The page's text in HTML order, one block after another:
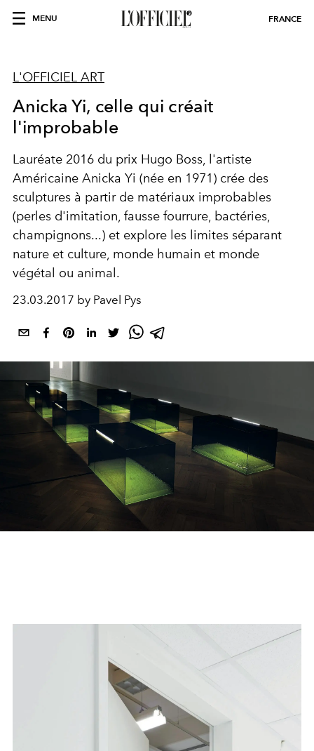
MENU FRANCE
L'OFFICIEL ART
Anicka Yi, celle qui créait
l'improbable
Lauréate 2016 du prix Hugo Boss, l'artiste
Américaine Anicka Yi (née en 1971) crée des
sculptures à partir de matériaux improbables
(perles d'imitation, fausse fourrure, bactéries,
champignons...) et explore les limites séparant
nature et culture, monde humain et monde
végétal ou animal.
23.03.2017 by Pavel Pys